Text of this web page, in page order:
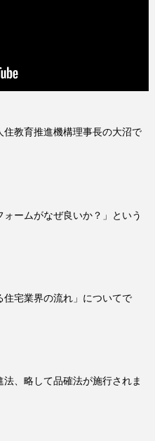
教育推進機構理事長の大沼で
ームがなぜ良いか？」という
宅業界の流れ」についてで
、略して品確法が施行されま